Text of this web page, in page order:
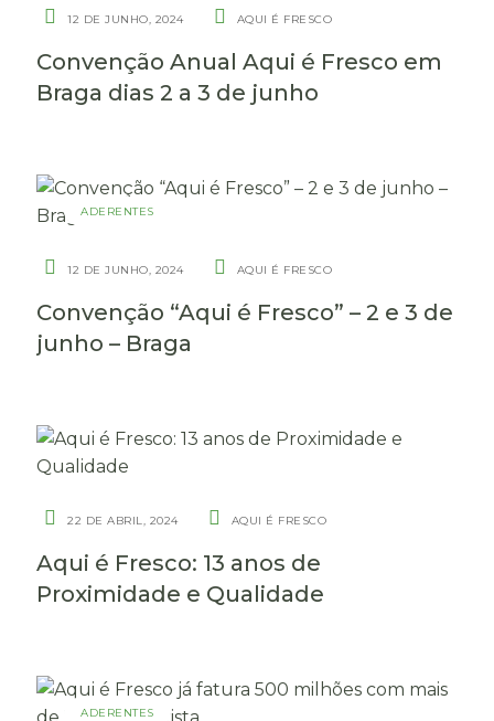
12 DE JUNHO, 2024 AQUI É FRESCO
Convenção Anual Aqui é Fresco em
Braga dias 2 a 3 de junho
ADERENTES
12 DE JUNHO, 2024 AQUI É FRESCO
Convenção “Aqui é Fresco” – 2 e 3 de
junho – Braga
22 DE ABRIL, 2024 AQUI É FRESCO
Aqui é Fresco: 13 anos de
Proximidade e Qualidade
ADERENTES